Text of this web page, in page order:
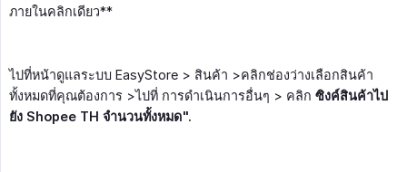
ภายในคลิกเดียว**
ไปที่หน้าดูแลระบบ EasyStore > สินค้า >คลิกช่องว่างเลือกสินค้า
ทั้งหมดที่คุณต้องการ >ไปที่ การดำเนินการอื่นๆ > คลิก ซิงค์สินค้าไป
ยัง Shopee TH จำนวนทั้งหมด".